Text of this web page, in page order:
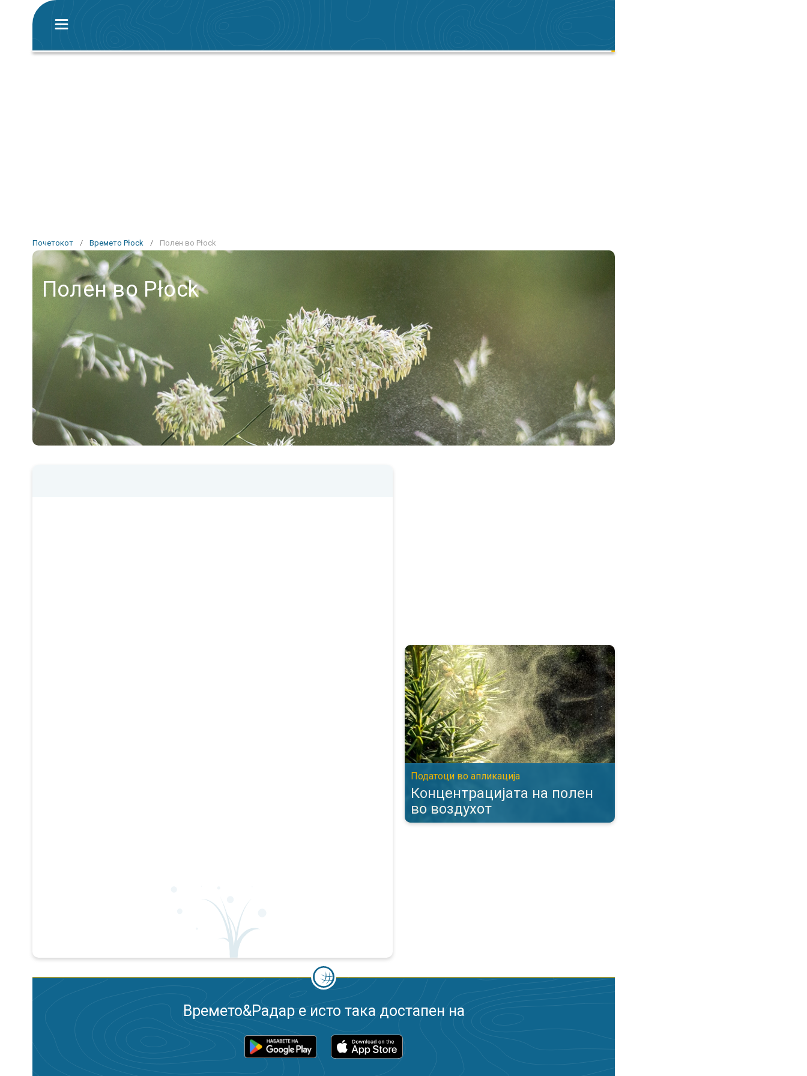
Почетокот / Времето Płock / Полен во Płock
Полен во Płock
Концентрацијата на полен во воздухот. Податоци во апликација. . .
Податоци во апликација
Концентрацијата на полен
во воздухот
Времето&Радар е исто така достапен на